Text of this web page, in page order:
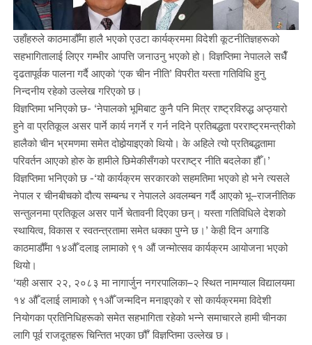
उहाँहरुले काठमाडौँमा हालै भएको एउटा कार्यक्रममा विदेशी कूटनीतिज्ञहरूको
सहभागितालाई लिएर गम्भीर आपत्ति जनाउनु भएको हो। विज्ञप्तिमा नेपालले सधैँ
दृढतापूर्वक पालना गर्दै आएको ‘एक चीन नीति’ विपरीत यस्ता गतिविधि हुनु
निन्दनीय रहेको उल्लेख गरिएको छ।
विज्ञप्तिमा भनिएको छ- ‘नेपालको भूमिबाट कुनै पनि मित्र राष्ट्रविरुद्ध अप्ठ्यारो
हुने वा प्रतिकूल असर पार्ने कार्य नगर्ने र गर्न नदिने प्रतिबद्धता परराष्ट्रमन्त्रीको
हालैको चीन भ्रमणमा समेत दोहोर्‍याइएको थियो। के अहिले त्यो प्रतिबद्धतामा
परिवर्तन आएको होरु के हामीले छिमेकीसँगको परराष्ट्र नीति बदलेका हौँ।’
विज्ञप्तिमा भनिएको छ -‘यो कार्यक्रम सरकारको सहमतिमा भएको हो भने त्यसले
नेपाल र चीनबीचको दौत्य सम्बन्ध र नेपालले अवलम्बन गर्दै आएको भू–राजनीतिक
सन्तुलनमा प्रतिकूल असर पार्ने चेतावनी दिएका छन्। यस्ता गतिविधिले देशको
स्थायित्व, विकास र स्वतन्त्रतामा समेत धक्का पुग्ने छ।’ केही दिन अगाडि
काठमाडौँमा १४औँ दलाइ लामाको ९१ औं जन्मोत्सव कार्यक्रम आयोजना भएको
थियो।
‘यही असार २२, २०८३ मा नागार्जुन नगरपालिका–२ स्थित नामग्याल विद्यालयमा
१४ औँ दलाई लामाको ९१औँ जन्मदिन मनाइएको र सो कार्यक्रममा विदेशी
नियोगका प्रतिनिधिहरूको समेत सहभागिता रहेको भन्ने समाचारले हामी चीनका
लागि पूर्व राजदूतहरू चिन्तित भएका छौँ’ विज्ञप्तिमा उल्लेख छ।